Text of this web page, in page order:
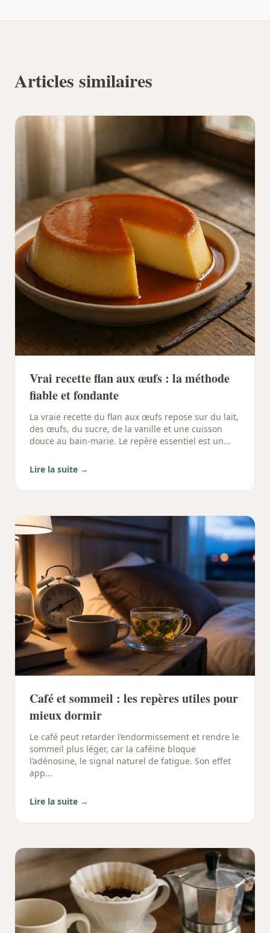
Articles similaires
Vrai recette flan aux œufs : la méthode
fiable et fondante
La vraie recette du flan aux œufs repose sur du lait,
des œufs, du sucre, de la vanille et une cuisson
douce au bain-marie. Le repère essentiel est un...
Lire la suite →
Café et sommeil : les repères utiles pour
mieux dormir
Le café peut retarder l’endormissement et rendre le
sommeil plus léger, car la caféine bloque
l’adénosine, le signal naturel de fatigue. Son effet
app...
Lire la suite →